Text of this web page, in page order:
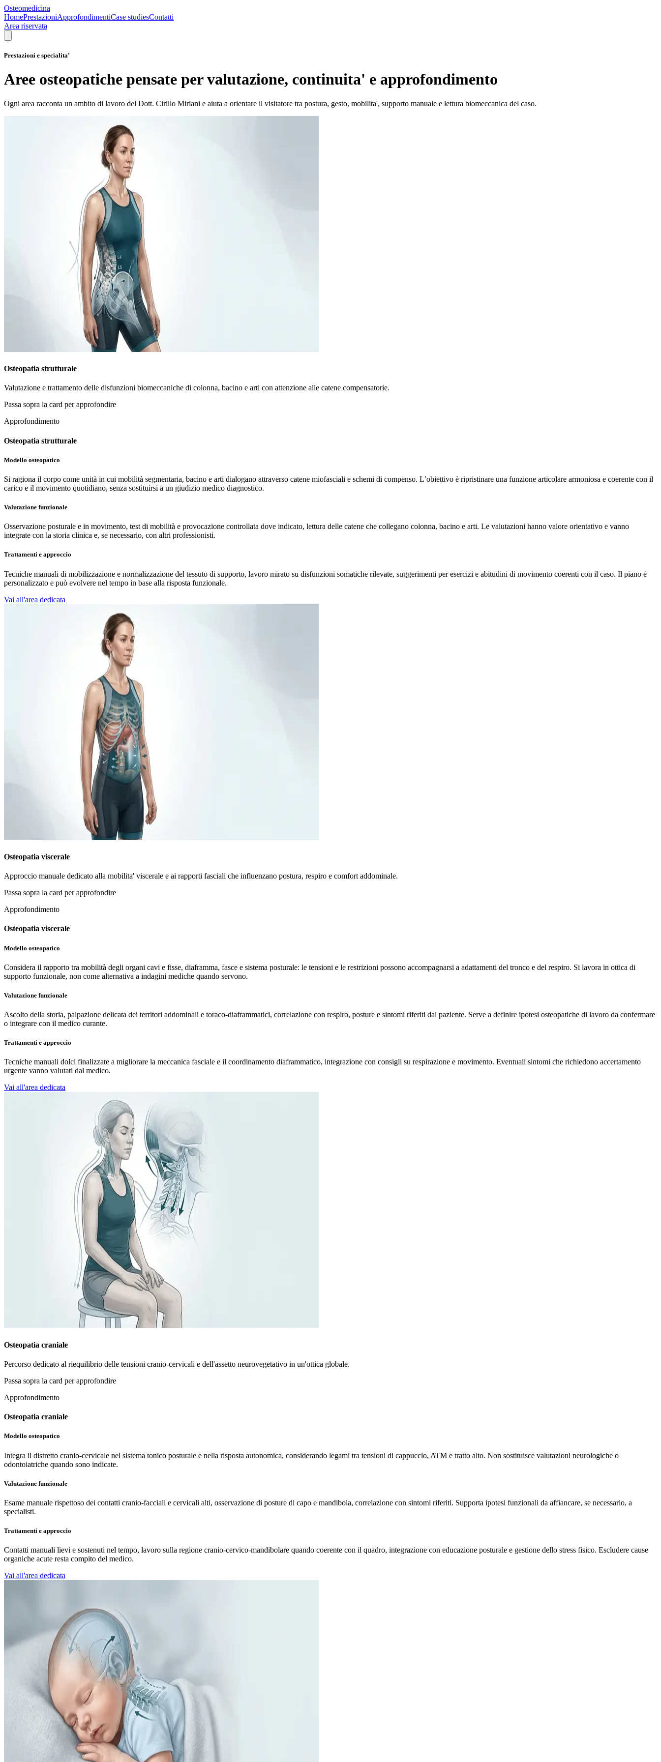
Osteomedicina
HomePrestazioniApprofondimentiCase studiesContatti
Area riservata
Prestazioni e specialita'
Aree osteopatiche pensate per valutazione, continuita' e approfondimento
Ogni area racconta un ambito di lavoro del Dott. Cirillo Miriani e aiuta a orientare il visitatore tra postura, gesto, mobilita', supporto manuale e lettura biomeccanica del caso.
Osteopatia strutturale
Valutazione e trattamento delle disfunzioni biomeccaniche di colonna, bacino e arti con attenzione alle catene compensatorie.
Passa sopra la card per approfondire
Approfondimento
Osteopatia strutturale
Modello osteopatico
Si ragiona il corpo come unità in cui mobilità segmentaria, bacino e arti dialogano attraverso catene miofasciali e schemi di compenso. L’obiettivo è ripristinare una funzione articolare armoniosa e coerente con il
carico e il movimento quotidiano, senza sostituirsi a un giudizio medico diagnostico.
Valutazione funzionale
Osservazione posturale e in movimento, test di mobilità e provocazione controllata dove indicato, lettura delle catene che collegano colonna, bacino e arti. Le valutazioni hanno valore orientativo e vanno
integrate con la storia clinica e, se necessario, con altri professionisti.
Trattamenti e approccio
Tecniche manuali di mobilizzazione e normalizzazione del tessuto di supporto, lavoro mirato su disfunzioni somatiche rilevate, suggerimenti per esercizi e abitudini di movimento coerenti con il caso. Il piano è
personalizzato e può evolvere nel tempo in base alla risposta funzionale.
Vai all'area dedicata
Osteopatia viscerale
Approccio manuale dedicato alla mobilita' viscerale e ai rapporti fasciali che influenzano postura, respiro e comfort addominale.
Passa sopra la card per approfondire
Approfondimento
Osteopatia viscerale
Modello osteopatico
Considera il rapporto tra mobilità degli organi cavi e fisse, diaframma, fasce e sistema posturale: le tensioni e le restrizioni possono accompagnarsi a adattamenti del tronco e del respiro. Si lavora in ottica di
supporto funzionale, non come alternativa a indagini mediche quando servono.
Valutazione funzionale
Ascolto della storia, palpazione delicata dei territori addominali e toraco-diaframmatici, correlazione con respiro, posture e sintomi riferiti dal paziente. Serve a definire ipotesi osteopatiche di lavoro da confermare
o integrare con il medico curante.
Trattamenti e approccio
Tecniche manuali dolci finalizzate a migliorare la meccanica fasciale e il coordinamento diaframmatico, integrazione con consigli su respirazione e movimento. Eventuali sintomi che richiedono accertamento
urgente vanno valutati dal medico.
Vai all'area dedicata
Osteopatia craniale
Percorso dedicato al riequilibrio delle tensioni cranio-cervicali e dell'assetto neurovegetativo in un'ottica globale.
Passa sopra la card per approfondire
Approfondimento
Osteopatia craniale
Modello osteopatico
Integra il distretto cranio-cervicale nel sistema tonico posturale e nella risposta autonomica, considerando legami tra tensioni di cappuccio, ATM e tratto alto. Non sostituisce valutazioni neurologiche o
odontoiatriche quando sono indicate.
Valutazione funzionale
Esame manuale rispettoso dei contatti cranio-facciali e cervicali alti, osservazione di posture di capo e mandibola, correlazione con sintomi riferiti. Supporta ipotesi funzionali da affiancare, se necessario, a
specialisti.
Trattamenti e approccio
Contatti manuali lievi e sostenuti nel tempo, lavoro sulla regione cranio-cervico-mandibolare quando coerente con il quadro, integrazione con educazione posturale e gestione dello stress fisico. Escludere cause
organiche acute resta compito del medico.
Vai all'area dedicata